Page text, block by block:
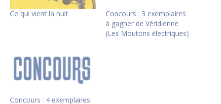
Ce qui vient la nuit
Concours : 3 exemplaires
à gagner de Véridienne
(Les Moutons électriques)
Concours : 4 exemplaires